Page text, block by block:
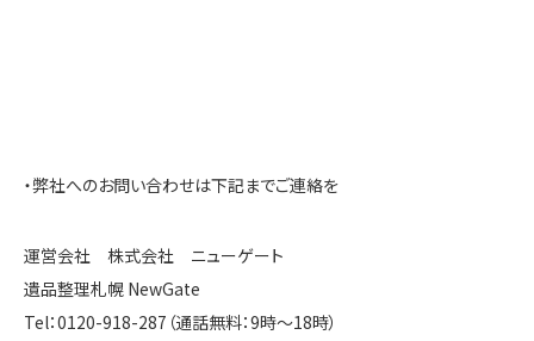
・弊社へのお問い合わせは下記までご連絡を
運営会社 株式会社 ニューゲート
遺品整理札幌 NewGate
Tel：0120-918-287（通話無料：9時～18時）